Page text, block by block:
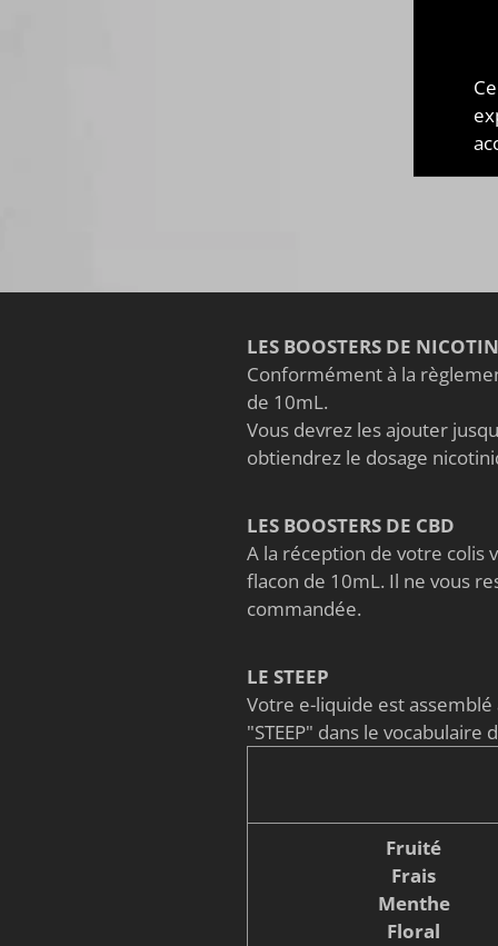
LES BOOSTERS DE
Conformément à la
de 10mL.
Vous devrez les ajouter
obtiendrez le dosage
LES BOOSTERS DE CBD
A la réception de votre colis
flacon de 10mL. Il ne vous
commandée.
LE STEEP
Votre e-liquide est
"STEEP" dans le vocabulaire
Fruité
Frais
Menthe
Floral